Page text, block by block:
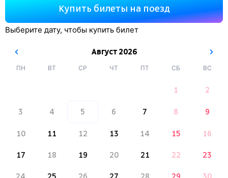
Купить билеты на поезд
Выберите дату, чтобы купить билет
Август2026
ПН ВТ СР ЧТ ПТ СБ ВС
1 2
3 4 5 6 7 8 9
10 11 12 13 14 15 16
17 18 19 20 21 22 23